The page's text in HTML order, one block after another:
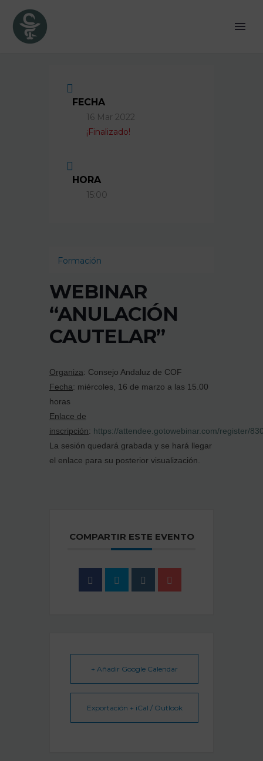
FECHA
16 Mar 2022
¡Finalizado!
HORA
15:00
Formación
WEBINAR
“ANULACIÓN
CAUTELAR”
Organiza: Consejo Andaluz de COF
Fecha: miércoles, 16 de marzo a las 15.00
horas
Enlace de
inscripción: https://attendee.gotowebinar.com/register/
La sesión quedará grabada y se hará llegar
el enlace para su posterior visualización.
COMPARTIR ESTE EVENTO
+ Añadir Google Calendar
Exportación + iCal / Outlook